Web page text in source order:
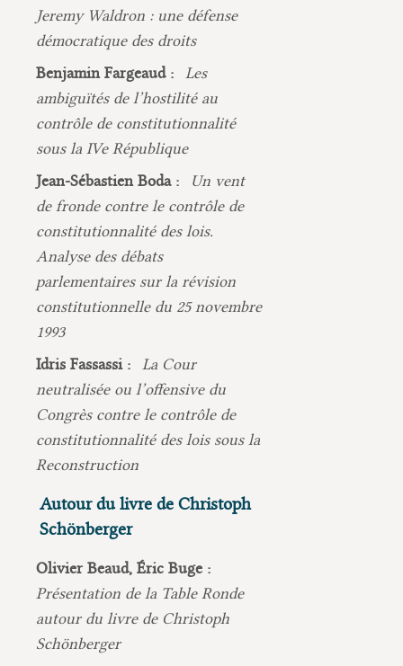
Jeremy Waldron : une défense
démocratique des droits
Benjamin Fargeaud :
Les
ambiguïtés de l’hostilité au
contrôle de constitutionnalité
sous la IVe République
Jean-Sébastien Boda :
Un vent
de fronde contre le contrôle de
constitutionnalité des lois.
Analyse des débats
parlementaires sur la révision
constitutionnelle du 25 novembre
1993
Idris Fassassi :
La Cour
neutralisée ou l’offensive du
Congrès contre le contrôle de
constitutionnalité des lois sous la
Reconstruction
Autour du livre de Christoph
Schönberger
Olivier Beaud, Éric Buge :
Présentation de la Table Ronde
autour du livre de Christoph
Schönberger